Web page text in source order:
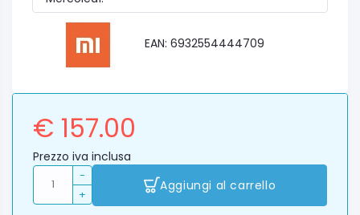
EAN: 6932554444709
€ 157.00
Prezzo iva inclusa
-
+
Aggiungi al carrello